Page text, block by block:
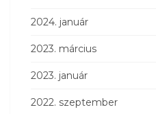
2024. január
2023. március
2023. január
2022. szeptember